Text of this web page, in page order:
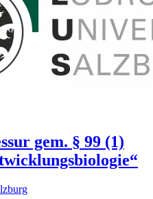
gem. § 99 (1)